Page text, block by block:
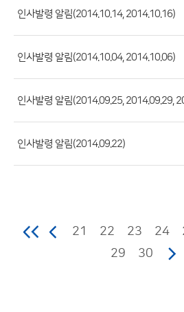
회
수)
인사발령 알림(2014.10.14, 2014.10.16)
인사발령 알림(2014.10.04, 2014.10.06)
인사발령 알림(2014.09.25, 2014.09.29,
인사발령 알림(2014.09.22)
21 22 23 24
29
30